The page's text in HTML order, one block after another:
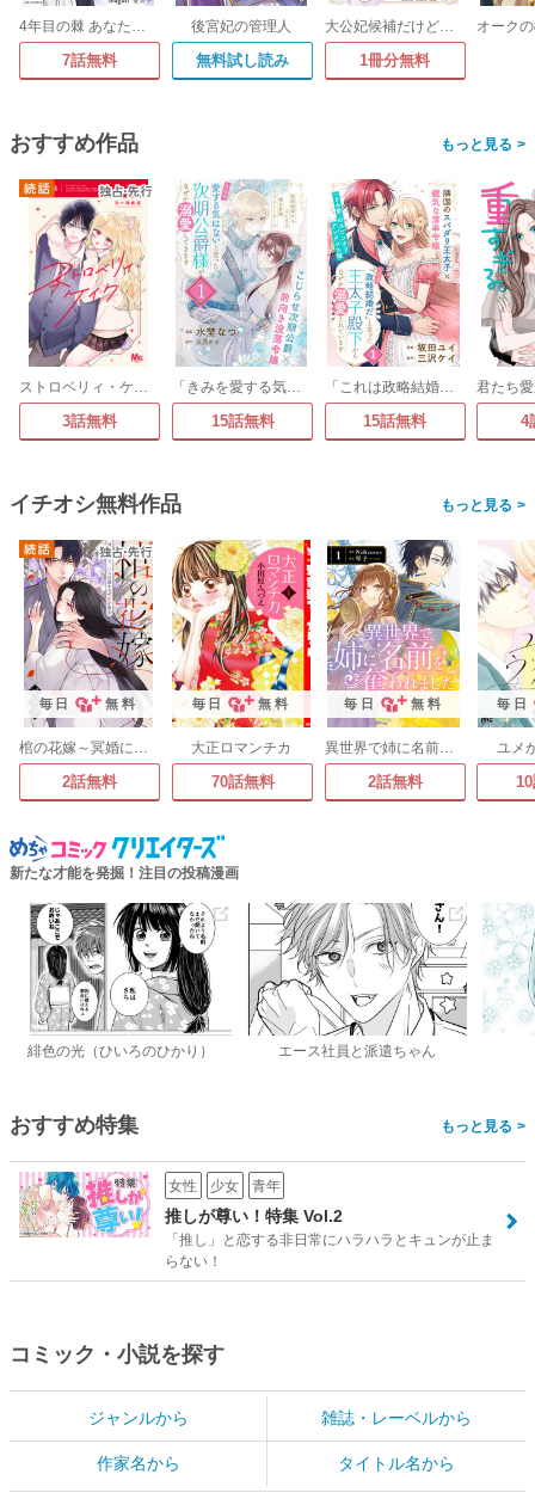
4年目の棘 あなたとしたいだけなのに
7話無料
後宮妃の管理人
無料試し読み
大公妃候補だけど、堅実に行こうと思います
1冊分無料
おすすめ作品 >
ストロベリィ・ケイク 別マ連載版
3話無料
「きみを愛する気はない」と言った次期公爵様がなぜか溺愛してきます(単話版)
15話無料
「これは政略結婚だ」と言った王太子殿下からなぜか溺愛されています(単話版)
15話無料 4
イチオシ無料作品 >
毎日 無料
棺の花嫁～冥婚により、二人は遠からず愛を知る
2話無料
毎日 無料
大正ロマンチカ
70話無料
毎日 無料
異世界で姉に名前を奪われました
2話無料
毎日
ユメ
新たな才能を発掘！注目の投稿漫画
緋色の光（ひいろのひかり） エース社員と派遣ちゃん
おすすめ特集 >
女性 少女 青年
推しが尊い！特集 Vol.2
「推し」と恋する非日常にハラハラとキュンが止ま
らない！
コミック・小説を探す
ジャンルから 雑誌・レーベルから
作家名から タイトル名から